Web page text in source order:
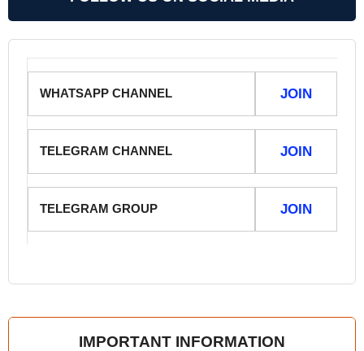
WHATSAPP CHANNEL JOIN
TELEGRAM CHANNEL JOIN
TELEGRAM GROUP JOIN
IMPORTANT INFORMATION